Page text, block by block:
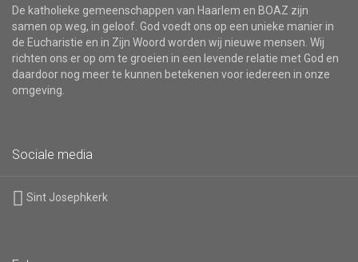
De katholieke gemeenschappen van Haarlem en BOAZ zijn
samen op weg, in geloof. God voedt ons op een unieke manier in
de Eucharistie en in Zijn Woord worden wij nieuwe mensen. Wij
richten ons er op om te groeien in een levende relatie met God en
daardoor nog meer te kunnen betekenen voor iedereen in onze
omgeving.
Sociale media
Sint Josephkerk